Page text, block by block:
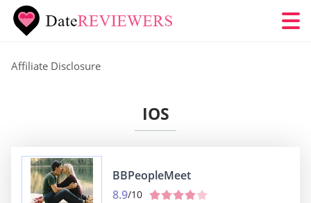
Affiliate Disclosure
IOS
BBPeopleMeet
8.9/10